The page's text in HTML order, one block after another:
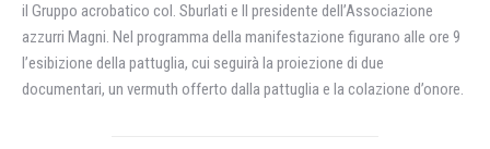
il Gruppo acrobatico col. Sburlati e II presidente dell’Associazione
azzurri Magni. Nel programma della manifestazione figurano alle ore 9
l’esibizione della pattuglia, cui seguirà la proiezione di due
documentari, un vermuth offerto dalla pattuglia e la colazione d’onore.